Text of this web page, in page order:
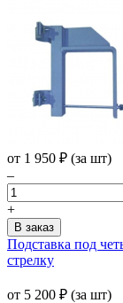
от 1 950 ₽ (за шт)
–
+
Подставка под
стрелку
от 5 200 ₽ (за шт)